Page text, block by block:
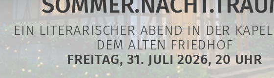
EIN LITERARISCHER ABEND IN DER
DEM ALTEN FRIEDHOF
FREITAG, 31. JULI 2026, 20 UHR